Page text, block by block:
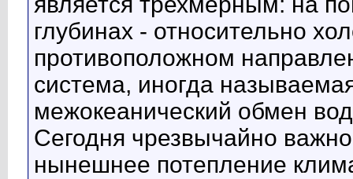
глубинах - относительно
противоположном
система, иногда
межокеанический обмен
Сегодня чрезвычайно
нынешнее потепление